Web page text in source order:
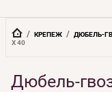
  /
КРЕПЕЖ
  /
ДЮБЕЛЬ-
Х 40
Дюбель-